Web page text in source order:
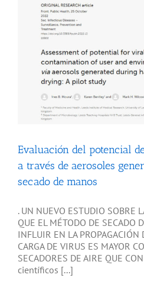
Evaluación del potencial
a través de aerosoles
secado de manos
. UN NUEVO ESTUDIO SOBRE
QUE EL MÉTODO DE SECADO
INFLUIR EN LA PROPAGACIÓN
CARGA DE VIRUS ES MAYOR
SECADORES DE AIRE QUE
científicos [...]